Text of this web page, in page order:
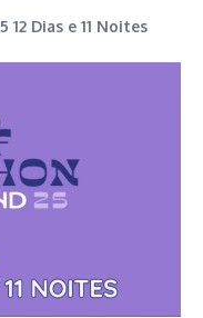
12 Dias e 11 Noites